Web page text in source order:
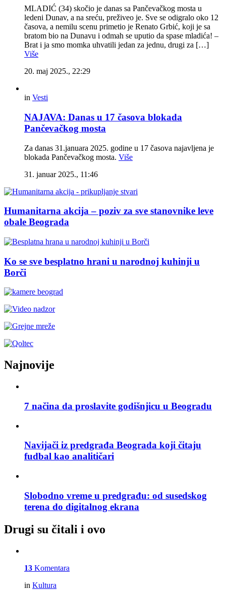
MLADIĆ (34) skočio je danas sa Pančevačkog mosta u
ledeni Dunav, a na sreću, preživeo je. Sve se odigralo oko 12
časova, a nemilu scenu primetio je Renato Grbić, koji je sa
bratom bio na Dunavu i odmah se uputio da spase mladića! –
Brat i ja smo momka uhvatili jedan za jednu, drugi za […]
Više
20. maj 2025., 22:29
in Vesti
NAJAVA: Danas u 17 časova blokada
Pančevačkog mosta
Za danas 31.januara 2025. godine u 17 časova najavljena je
blokada Pančevačkog mosta. Više
31. januar 2025., 11:46
Humanitarna akcija – poziv za sve stanovnike leve
obale Beograda
Ko se sve besplatno hrani u narodnoj kuhinji u
Borči
Najnovije
7 načina da proslavite godišnjicu u Beogradu
Navijači iz predgrađa Beograda koji čitaju
fudbal kao analitičari
Slobodno vreme u predgrađu: od susedskog
terena do digitalnog ekrana
Drugi su čitali i ovo
13 Komentara
in Kultura